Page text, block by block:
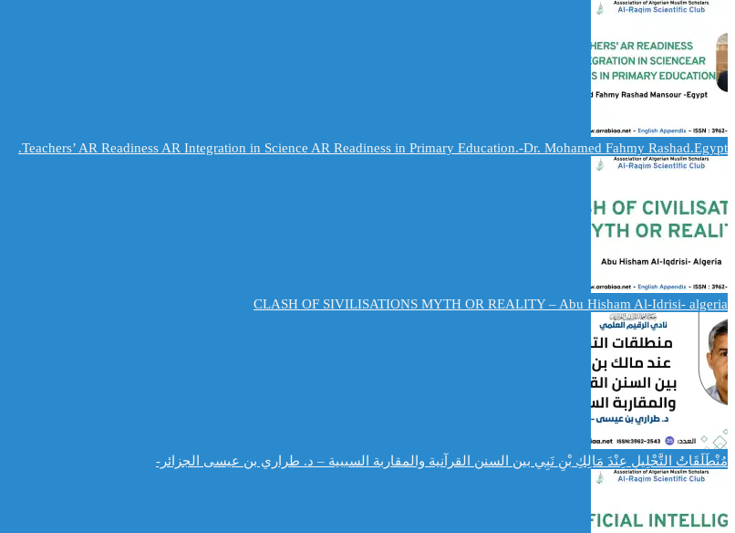
Teachers’ AR Readiness AR Integration in Science AR Readiness in Primary Education.-Dr. Mohamed Fahmy Rashad.Egypt.
CLASH OF SIVILISATIONS MYTH OR REALITY – Abu Hisham Al-Idrisi- algeria
مُنْطَلَقَاتُ التَّحْلِيلِ عِنْدَ مَالِكِ بْنِ نَبِي بين السنن القرآنية والمقاربة السببية – د. طراري بن عيسى الجزائر-